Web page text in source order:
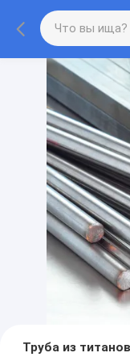
Труба из